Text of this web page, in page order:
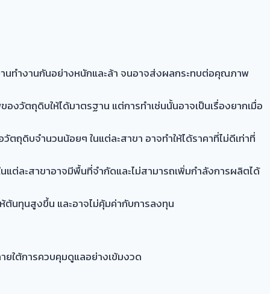
นทำงานกันอย่างหนักและล้า จนอาจส่งผลกระทบต่อคุณภาพ
วัตถุดิบให้ได้มาตรฐาน แต่การทำเช่นนั้นอาจเป็นเรื่องยากเมื่อ
ถุดิบจำนวนน้อยๆ ในแต่ละสาขา อาจทำให้ได้ราคาที่ไม่ดีเท่าที่
ต่ละสาขาอาจมีพื้นที่จำกัดและไม่สามารถเพิ่มกำลังการผลิตได้
ต้นทุนสูงขึ้น และอาจไม่คุ้มค่ากับการลงทุน
ใต้การควบคุมดูแลอย่างเข้มงวด